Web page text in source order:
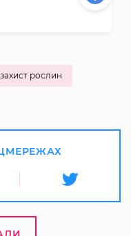
рослин